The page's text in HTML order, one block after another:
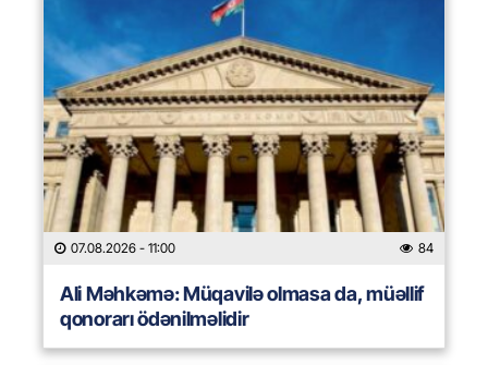
07.08.2026 - 11:00 84
Ali Məhkəmə: Müqavilə olmasa da, müəllif
qonorarı ödənilməlidir